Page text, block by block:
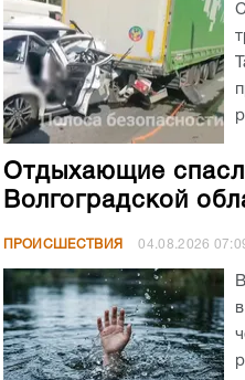
Отдыхающие
Волгоградской
ПРОИСШЕСТВИЯ 04.08.2026